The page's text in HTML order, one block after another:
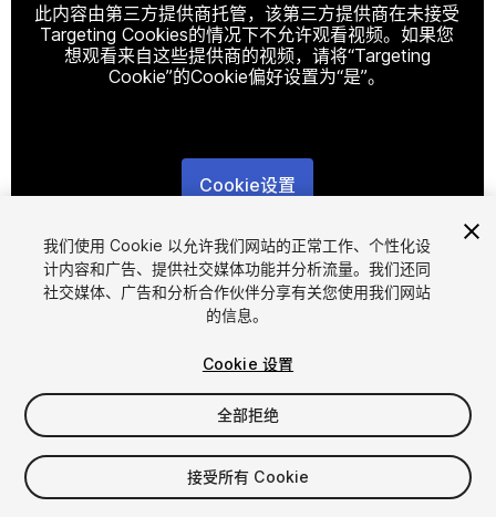
此内容由第三方提供商托管，该第三方提供商在未接受
Targeting Cookies的情况下不允许观看视频。如果您
想观看来自这些提供商的视频，请将“Targeting
Cookie”的Cookie偏好设置为“是”。
Cookie设置
1/4
$8
增值税将在结算时计算
我们使用 Cookie 以允许我们网站的正常工作、个性化设
计内容和广告、提供社交媒体功能并分析流量。我们还同
社交媒体、广告和分析合作伙伴分享有关您使用我们网站
的信息。
Cookie 设置
全部拒绝
接受所有 Cookie